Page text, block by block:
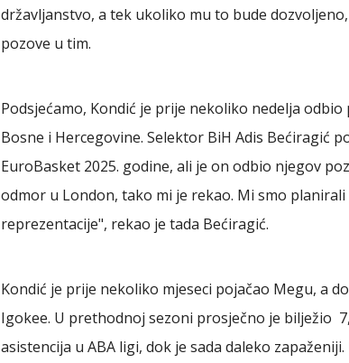
državljanstvo, a tek ukoliko mu to bude dozvoljeno,
pozove u tim.
Podsjećamo, Kondić je prije nekoliko nedelja
Bosne i Hercegovine. Selektor BiH Adis Bećiragić
EuroBasket 2025. godine, ali je on odbio njegov
odmor u London, tako mi je rekao. Mi smo
reprezentacije", rekao je tada Bećiragić.
Kondić je prije nekoliko mjeseci pojačao Megu, a
Igokee. U prethodnoj sezoni prosječno je bilježio
asistencija u ABA ligi, dok je sada daleko zapaženiji.